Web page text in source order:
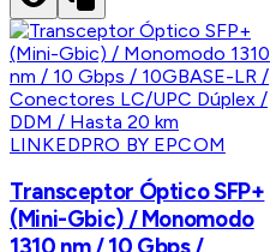
LINKEDPRO BY EPCOM
Transceptor Óptico SFP+
(Mini-Gbic) / Monomodo